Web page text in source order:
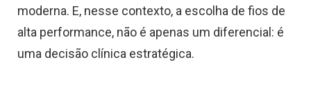
moderna. E, nesse contexto, a escolha de fios de
alta performance, não é apenas um diferencial: é
uma decisão clínica estratégica.